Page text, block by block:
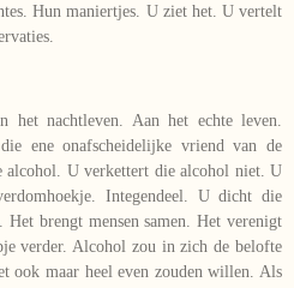
Hun maniertjes. U ziet het. U vertelt
het nachtleven. Aan het echte leven.
ene onafscheidelijke vriend van de
alcohol. U verkettert die alcohol niet. U
Integendeel. U dicht die
brengt mensen samen. Het verenigt
verder. Alcohol zou in zich de belofte
ook maar heel even zouden willen. Als